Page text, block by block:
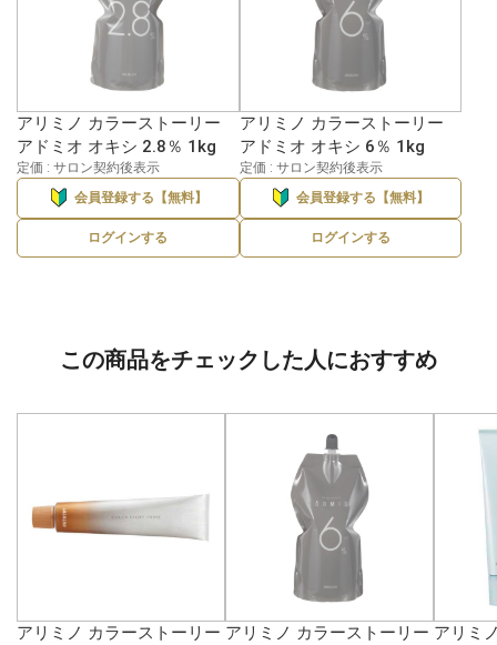
アリミノ カラーストーリー
アドミオ オキシ 2.8％ 1kg
定価 : サロン契約後表示
会員登録する【無料】
ログインする
アリミノ カラーストーリー
アドミオ オキシ 6％ 1kg
定価 : サロン契約後表示
会員登録する【無料】
ログインする
この商品をチェックした人におすすめ
アリミノ カラーストーリー アリミノ カラーストーリー アリミ